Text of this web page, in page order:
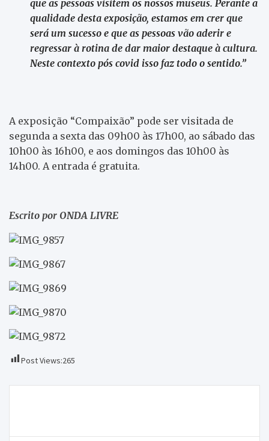
que as pessoas visitem os nossos museus. Perante a
qualidade desta exposição, estamos em crer que
será um sucesso e que as pessoas vão aderir e
regressar à rotina de dar maior destaque à cultura.
Neste contexto pós covid isso faz todo o sentido.”
A exposição “Compaixão” pode ser visitada de
segunda a sexta das 09h00 às 17h00, ao sábado das
10h00 às 16h00, e aos domingos das 10h00 às
14h00. A entrada é gratuita.
Escrito por ONDA LIVRE
Post Views:265
artigos